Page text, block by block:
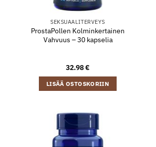
SEKSUAALITERVEYS
ProstaPollen Kolminkertainen
Vahvuus – 30 kapselia
32.98€
LISÄÄ OSTOSKORIIN